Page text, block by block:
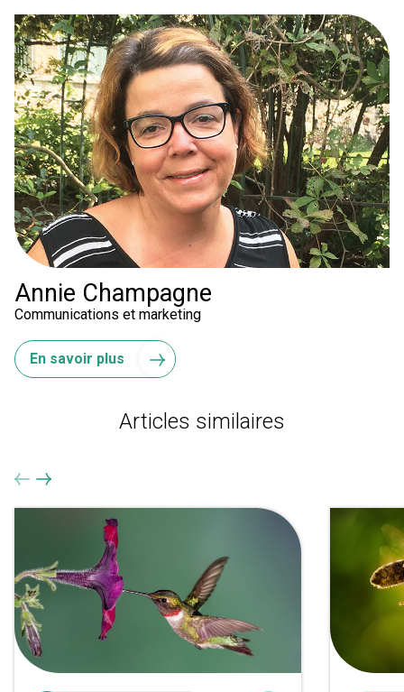
Annie Champagne
Communications et marketing
En savoir plus
Articles similaires